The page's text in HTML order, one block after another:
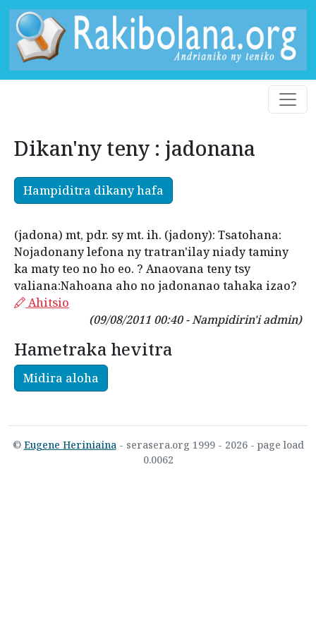
Dikan'ny teny : jadonana
Hampiditra dikany hafa
(jadona) mt, pdr. sy mt. ih. (jadony): Tsatohana:
Nojadonany lefona ny tratran'ilay niady taminy
ka maty teo no ho eo. ? Anaovana teny tsy
valiana:Nahoana aho no jadonanao tahaka izao?
Ahitsio
(09/08/2011 00:40 - Nampidirin'i admin)
Hametraka hevitra
Midira aloha
© Eugene Heriniaina- serasera.org 1999 - 2026 - page load
0.0062